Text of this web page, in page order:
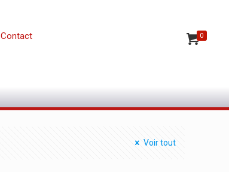
Contact 0
Voir tout